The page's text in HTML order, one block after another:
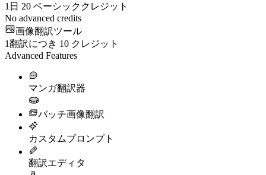
1日 20 ベーシッククレジット
No advanced credits
画像翻訳ツール
1翻訳につき 10 クレジット
Advanced Features
マンガ翻訳器
バッチ画像翻訳
カスタムプロンプト
翻訳エディタ